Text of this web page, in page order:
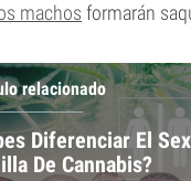
machos formarán
relacionado
Diferenciar El
De Cannabis?